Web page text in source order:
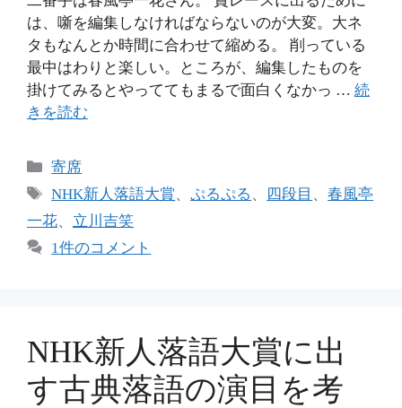
は、噺を編集しなければならないのが大変。大ネ
タもなんとか時間に合わせて縮める。 削っている
最中はわりと楽しい。ところが、編集したものを
掛けてみるとやっててもまるで面白くなかっ … 続
きを読む
カ
テ
ゴ
リ
ー
寄席
タ
グ
NHK新人落語大賞、ぷるぷる 、 四段目 、春風亭
一花、 立川吉笑
1件のコメント
NHK新人落語大賞に出
す古典落語の演目を考